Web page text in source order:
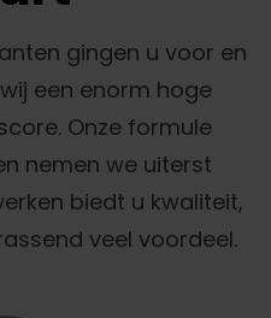
gingen u voor en
een enorm hoge
Onze formule
nemen we uiterst
biedt u kwaliteit,
veel voordeel.